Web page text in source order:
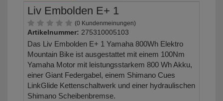
Liv Embolden E+ 1
(0 Kundenmeinungen)
Artikelnummer: 275310005103
Das Liv Embolden E+ 1 Yamaha 800Wh Elektro
Mountain Bike ist ausgestattet mit einem 100Nm
Yamaha Motor mit leistungsstarkem 800 Wh Akku,
einer Giant Federgabel, einem Shimano Cues
LinkGlide Kettenschaltwerk und einer hydraulischen
Shimano Scheibenbremse.